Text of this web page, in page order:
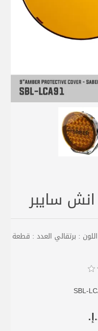
بلد الصنع : استراليا الماركة : SABER اللون : برتقالي العدد : قطعة
SBL-